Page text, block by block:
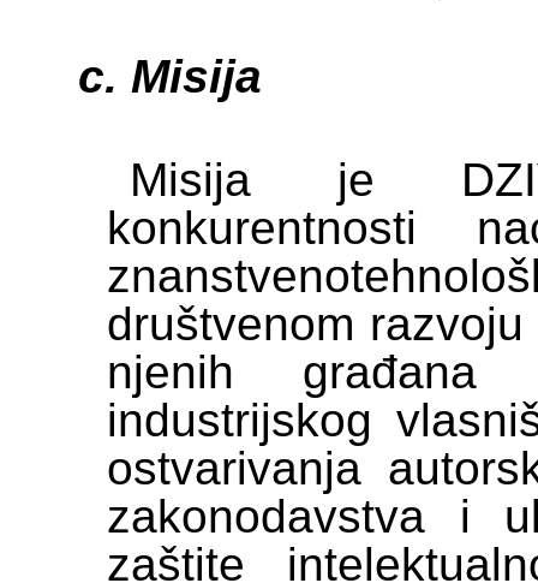
Misija
Misija je
konkurentnosti
društvenom
njenih građana
industrijskog
ostvarivanja
zakonodavstva i
zaštite